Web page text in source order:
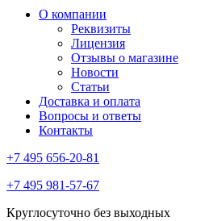
О компании
Реквизиты
Лицензия
Отзывы о магазине
Новости
Статьи
Доставка и оплата
Вопросы и ответы
Контакты
+7 495 656-20-81
+7 495 981-57-67
Круглосуточно без выходных